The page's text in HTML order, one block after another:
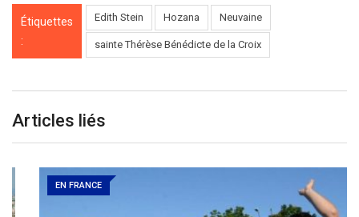
Étiquettes
:
Edith Stein Hozana Neuvaine
sainte Thérèse Bénédicte de la Croix
Articles liés
EN FRANCE